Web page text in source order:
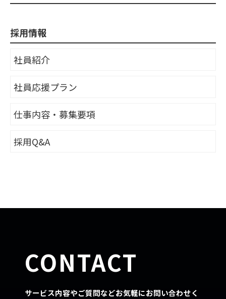
採用情報
社員紹介
社員応援プラン
仕事内容・募集要項
採用Q&A
CONTACT
サービス内容やご質問などお気軽にお問い合わせく